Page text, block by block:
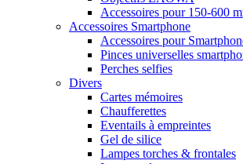
Accessoires pour 150-600
Accessoires Smartphone
Accessoires pour
Pinces universelles
Perches selfies
Divers
Cartes mémoires
Chaufferettes
Eventails à empreintes
Gel de silice
Lampes torches & frontales